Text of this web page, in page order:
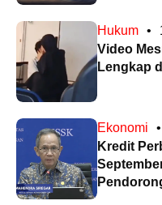
Hukum •
Video
Lengkap
Ekonomi •
Kredit